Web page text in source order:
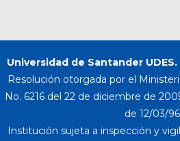
Universidad de Santander
Resolución otorgada por el
No. 6216 del 22 de diciembre de
de 12/03/
Institución sujeta a inspección y